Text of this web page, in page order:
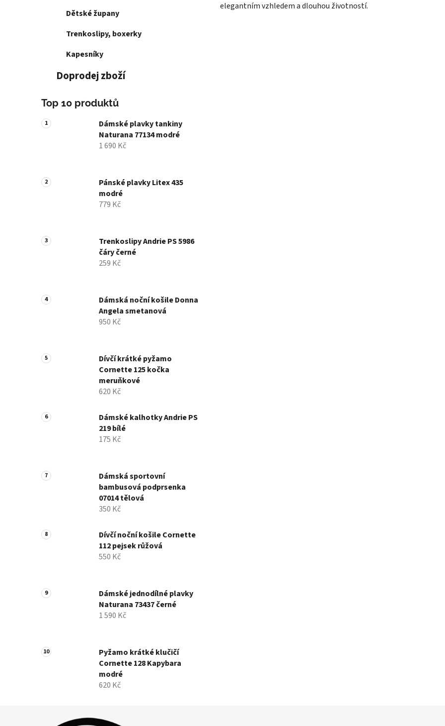
Dětské župany
Trenkoslipy, boxerky
Kapesníky
Doprodej zboží
Top 10 produktů
Dámské plavky tankiny
Naturana 77134 modré
1 690 Kč
Pánské plavky Litex 435
modré
779 Kč
Trenkoslipy Andrie PS 5986
čáry černé
259 Kč
Dámská noční košile Donna
Angela smetanová
950 Kč
Dívčí krátké pyžamo
Cornette 125 kočka
meruňkové
620 Kč
Dámské kalhotky Andrie PS
219 bílé
175 Kč
Dámská sportovní
bambusová podprsenka
07014 tělová
350 Kč
Dívčí noční košile Cornette
112 pejsek růžová
550 Kč
Dámské jednodílné plavky
Naturana 73437 černé
1 590 Kč
Pyžamo krátké klučičí
Cornette 128 Kapybara
modré
620 Kč
elegantním vzhledem a dlouhou životností.